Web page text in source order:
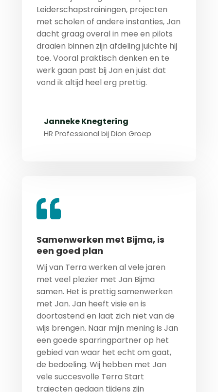
Leiderschapstrainingen, projecten
met scholen of andere instanties, Jan
dacht graag overal in mee en pilots
draaien binnen zijn afdeling juichte hij
toe. Vooral praktisch denken en te
werk gaan past bij Jan en juist dat
vond ik altijd heel erg prettig.
Janneke Knegtering
HR Professional bij Dion Groep
Samenwerken met Bijma, is
een goed plan
Wij van Terra werken al vele jaren
met veel plezier met Jan Bijma
samen. Het is prettig samenwerken
met Jan. Jan heeft visie en is
doortastend en laat zich niet van de
wijs brengen. Naar mijn mening is Jan
een goede sparringpartner op het
gebied van waar het echt om gaat,
de bedoeling. Wij hebben met Jan
vele succesvolle Terra Start
trajecten gedaan tijdens zijn